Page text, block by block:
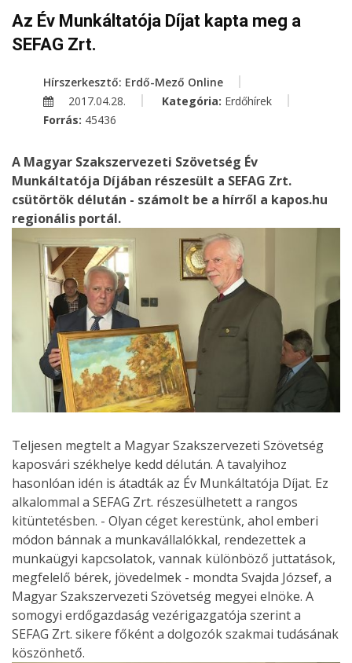
Az Év Munkáltatója Díjat kapta meg a
SEFAG Zrt.
Hírszerkesztő: Erdő-Mező Online
2017.04.28.
Kategória: Erdőhírek
Forrás: 45436
A Magyar Szakszervezeti Szövetség Év
Munkáltatója Díjában részesült a SEFAG Zrt.
csütörtök délután - számolt be a hírről a kapos.hu
regionális portál.
Teljesen megtelt a Magyar Szakszervezeti Szövetség
kaposvári székhelye kedd délután. A tavalyihoz
hasonlóan idén is átadták az Év Munkáltatója Díjat. Ez
alkalommal a SEFAG Zrt. részesülhetett a rangos
kitüntetésben. - Olyan céget kerestünk, ahol emberi
módon bánnak a munkavállalókkal, rendezettek a
munkaügyi kapcsolatok, vannak különböző juttatások,
megfelelő bérek, jövedelmek - mondta Svajda József, a
Magyar Szakszervezeti Szövetség megyei elnöke. A
somogyi erdőgazdaság vezérigazgatója szerint a
SEFAG Zrt. sikere főként a dolgozók szakmai tudásának
köszönhető.